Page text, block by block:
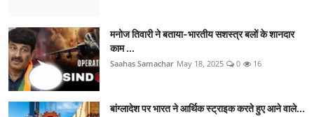
मनोज तिवारी ने बताया-भारतीय सशस्त्र बलों के शानदार
काम ...
Saahas Samachar May 18, 2025 0 16
बांग्लादेश पर भारत ने आर्थिक स्ट्राइक करते हुए आने वाले...